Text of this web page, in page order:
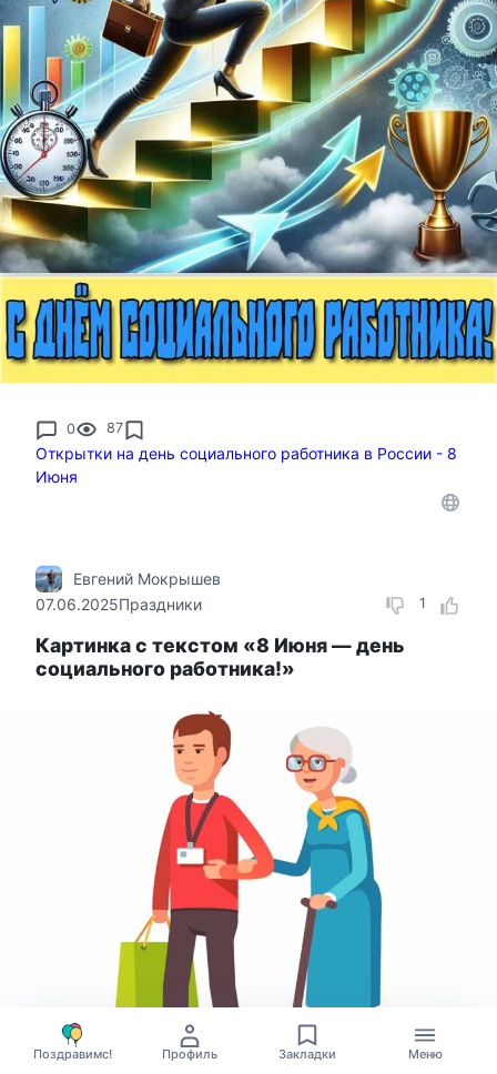
0 87
Открытки на день социального работника в России - 8
Июня
1
Евгений Мокрышев
07.06.2025Праздники
Картинка с текстом «8 Июня — день
социального работника!»
Поздравимс! Профиль Закладки Меню